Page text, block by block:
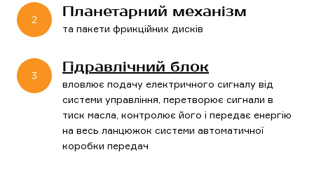
2 Планетарний механізм
та пакети фрикційних дисків
3 Гідравлічний блок
вловлює подачу електричного сигналу від
системи управління, перетворює сигнали в
тиск масла, контролює його і передає енергію
на весь ланцюжок системи автоматичної
коробки передач